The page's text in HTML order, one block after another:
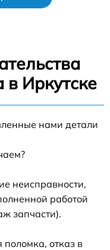
в Иркутске
нами детали
неисправности,
работой
запчасти).
отказ в